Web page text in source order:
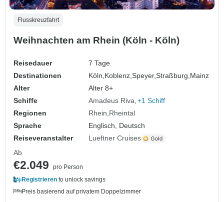
Flusskreuzfahrt
Weihnachten am Rhein (Köln - Köln)
Reisedauer
7 Tage
Destinationen
Köln,Koblenz,Speyer,Straßburg,Mainz
Alter
Alter 8+
Schiffe
Amadeus Riva +1 Schiff
Regionen
Rhein Rheintal
Sprache
Englisch, Deutsch
Reiseveranstalter
Lueftner Cruises
Ab
€2.049
pro Person
Registrieren to unlock savings
Preis basierend auf privatem Doppelzimmer